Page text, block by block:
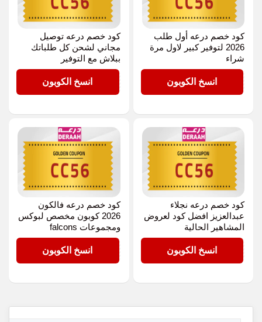
كود خصم درعه أول طلب
2026 لتوفير كبير لاول مرة
شراء
CC56انسخ الكوبون
كود خصم درعه توصيل
مجاني لشحن كل طلباتك
ببلاش مع التوفير
CC56انسخ الكوبون
كود خصم درعه نجلاء
عبدالعزيز افضل كود لعروض
المشاهير الحالية
CC56انسخ الكوبون
كود خصم درعه فالكون
2026 كوبون مخصص لبوكس
ومجموعات falcons
CC56انسخ الكوبون